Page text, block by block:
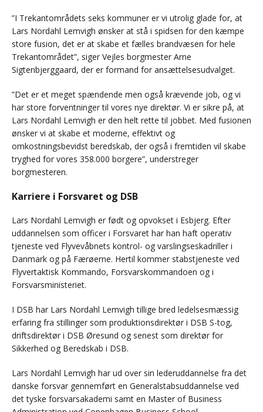
”I Trekantområdets seks kommuner er vi utrolig glade for, at
Lars Nordahl Lemvigh ønsker at stå i spidsen for den kæmpe
store fusion, det er at skabe et fælles brandvæsen for hele
Trekantområdet”, siger Vejles borgmester Arne
Sigtenbjerggaard, der er formand for ansættelsesudvalget.
”Det er et meget spændende men også krævende job, og vi
har store forventninger til vores nye direktør. Vi er sikre på, at
Lars Nordahl Lemvigh er den helt rette til jobbet. Med fusionen
ønsker vi at skabe et moderne, effektivt og
omkostningsbevidst beredskab, der også i fremtiden vil skabe
tryghed for vores 358.000 borgere”, understreger
borgmesteren.
Karriere i Forsvaret og DSB
Lars Nordahl Lemvigh er født og opvokset i Esbjerg. Efter
uddannelsen som officer i Forsvaret har han haft operativ
tjeneste ved Flyvevåbnets kontrol- og varslingseskadriller i
Danmark og på Færøerne. Hertil kommer stabstjeneste ved
Flyvertaktisk Kommando, Forsvarskommandoen og i
Forsvarsministeriet.
I DSB har Lars Nordahl Lemvigh tillige bred ledelsesmæssig
erfaring fra stillinger som produktionsdirektør i DSB S-tog,
driftsdirektør i DSB Øresund og senest som direktør for
Sikkerhed og Beredskab i DSB.
Lars Nordahl Lemvigh har ud over sin lederuddannelse fra det
danske forsvar gennemført en Generalstabsuddannelse ved
det tyske forsvarsakademi samt en Master of Business